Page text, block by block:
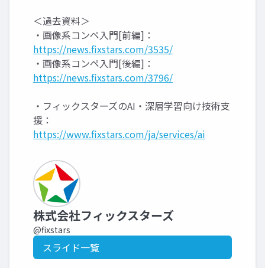
＜過去資料＞
・画像系コンペ入門[前編]：
https://news.fixstars.com/3535/
・画像系コンペ入門[後編]：
https://news.fixstars.com/3796/
・フィックスターズのAI・深層学習向け技術支
援：
https://www.fixstars.com/ja/services/ai
株式会社フィックスターズ
@fixstars
スライド一覧